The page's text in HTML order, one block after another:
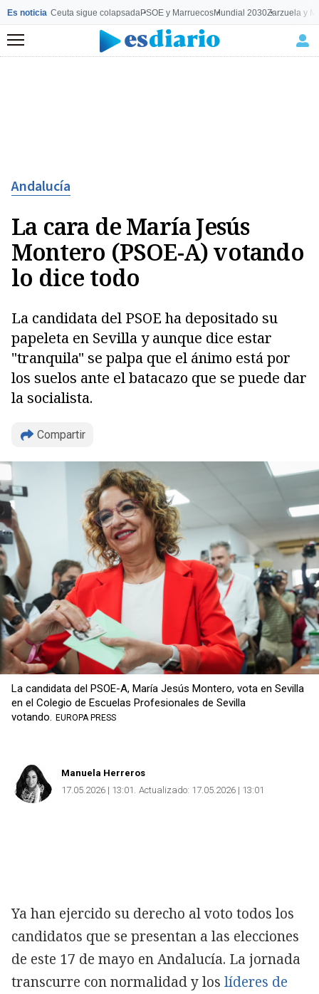
Es noticia Ceuta sigue colapsadaPSOE y MarruecosMundial 2030Zarzuela y
Menú
Andalucía
La cara de María Jesús
Montero (PSOE-A) votando
lo dice todo
La candidata del PSOE ha depositado su
papeleta en Sevilla y aunque dice estar
"tranquila" se palpa que el ánimo está por
los suelos ante el batacazo que se puede dar
la socialista.
Compartir
La candidata del PSOE-A, María Jesús Montero, vota en Sevilla
en el Colegio de Escuelas Profesionales de Sevilla
votando. EUROPA PRESS
Manuela Herreros
17.05.2026 | 13:01 Actualizado: 17.05.2026 | 13:01
Ya han ejercido su derecho al voto todos los
candidatos que se presentan a las elecciones
de este 17 de mayo en Andalucía. La jornada
transcurre con normalidad y los líderes de